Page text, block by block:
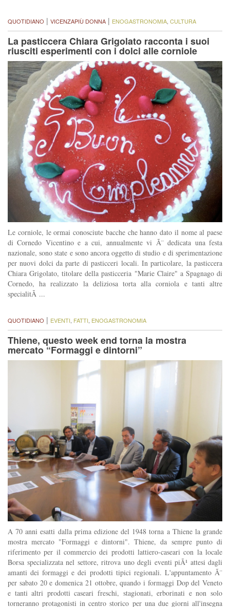
QUOTIDIANO | VICENZAPIÙ DONNA | ENOGASTRONOMIA CULTURA
La pasticcera Chiara Grigolato racconta i suoi
riusciti esperimenti con i dolci alle corniole
Le corniole, le ormai conosciute bacche che hanno dato il nome al paese
di Cornedo Vicentino e a cui, annualmente vi Ã¨ dedicata una festa
nazionale, sono state e sono ancora oggetto di studio e di sperimentazione
per nuovi dolci da parte di pasticceri locali. In particolare, la pasticcera
Chiara Grigolato, titolare della pasticceria "Marie Claire" a Spagnago di
Cornedo, ha realizzato la deliziosa torta alla corniola e tanti altre
specialitÃ ...
QUOTIDIANO | EVENTI FATTI ENOGASTRONOMIA
Thiene, questo week end torna la mostra
mercato “Formaggi e dintorni”
A 70 anni esatti dalla prima edizione del 1948 torna a Thiene la grande
mostra mercato "Formaggi e dintorni". Thiene, da sempre punto di
riferimento per il commercio dei prodotti lattiero-caseari con la locale
Borsa specializzata nel settore, ritrova uno degli eventi piÃ¹ attesi dagli
amanti dei formaggi e dei prodotti tipici regionali. L'appuntamento Ã¨
per sabato 20 e domenica 21 ottobre, quando i formaggi Dop del Veneto
e tanti altri prodotti caseari freschi, stagionati, erborinati e non solo
torneranno protagonisti in centro storico per una due giorni all'insegna